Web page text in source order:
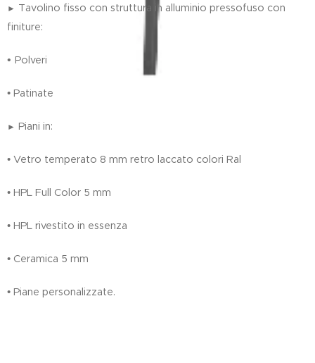
► Tavolino fisso con struttura in alluminio pressofuso con
finiture:
• Polveri
• Patinate
► Piani in:
• Vetro temperato 8 mm retro laccato colori Ral
• HPL Full Color 5 mm
• HPL rivestito in essenza
• Ceramica 5 mm
• Piane personalizzate.